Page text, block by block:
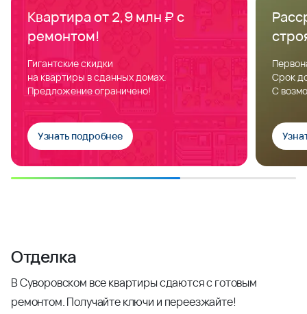
Квартира от 2,9 млн ₽ с
ремонтом!
Гигантские скидки
на квартиры в сданных домах.
Предложение ограничено!
Узнать подробнее
Срок
С
Отделка
В Суворовском все квартиры сдаются с готовым
ремонтом. Получайте ключи и переезжайте!